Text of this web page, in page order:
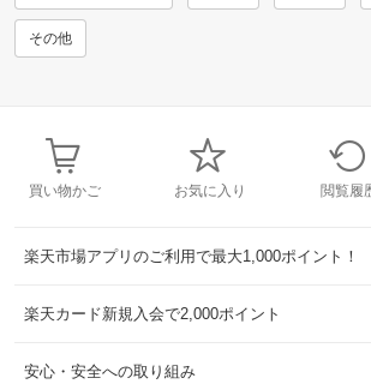
その他
買い物かご お気に入り 閲覧履
楽天市場アプリのご利用で最大1,000ポイント！
楽天カード新規入会で2,000ポイント
安心・安全への取り組み